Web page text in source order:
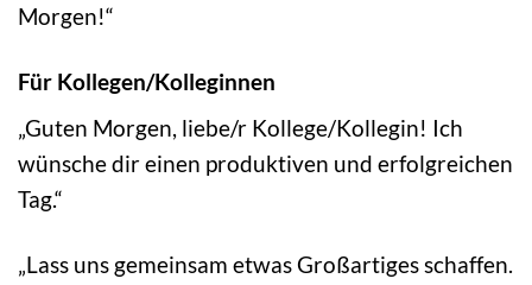
Morgen!“
Für Kollegen/Kolleginnen
„Guten Morgen, liebe/r Kollege/Kollegin! Ich
wünsche dir einen produktiven und erfolgreichen
Tag.“
„Lass uns gemeinsam etwas Großartiges schaffen.